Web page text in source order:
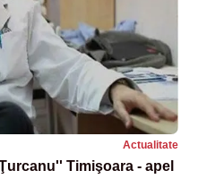
Actualitate
Timişoara - apel